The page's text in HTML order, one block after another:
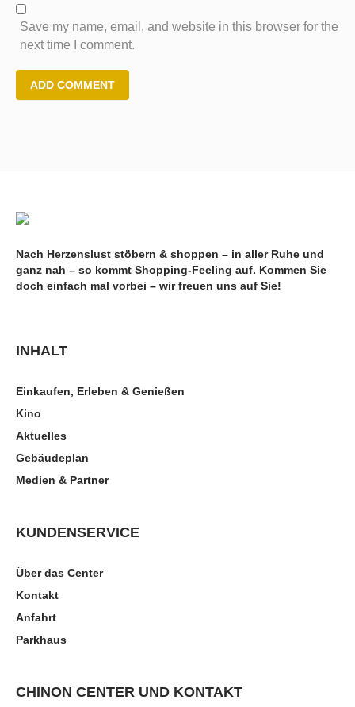
Save my name, email, and website in this browser for the
next time I comment.
Nach Herzenslust stöbern & shoppen – in aller Ruhe und
ganz nah – so kommt Shopping-Feeling auf. Kommen Sie
doch einfach mal vorbei – wir freuen uns auf Sie!
INHALT
Einkaufen, Erleben & Genießen
Kino
Aktuelles
Gebäudeplan
Medien & Partner
KUNDENSERVICE
Über das Center
Kontakt
Anfahrt
Parkhaus
CHINON CENTER UND KONTAKT